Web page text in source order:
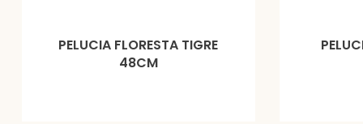
PELUCIA FLORESTA TIGRE
48CM